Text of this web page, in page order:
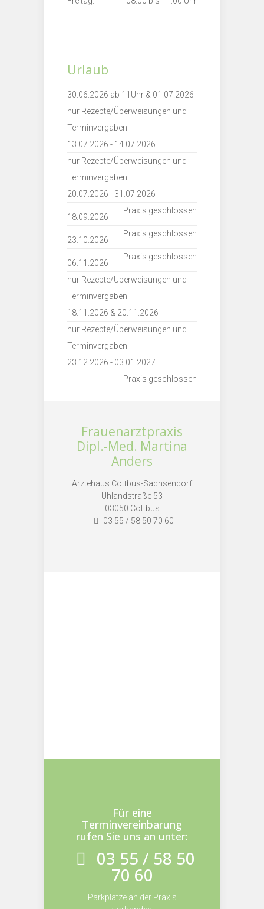
Urlaub
30.06.2026 ab 11Uhr & 01.07.2026
nur Rezepte/Überweisungen und
Terminvergaben
13.07.2026 - 14.07.2026
nur Rezepte/Überweisungen und
Terminvergaben
20.07.2026 - 31.07.2026
Praxis geschlossen
18.09.2026
Praxis geschlossen
23.10.2026
Praxis geschlossen
06.11.2026
nur Rezepte/Überweisungen und
Terminvergaben
18.11.2026 & 20.11.2026
nur Rezepte/Überweisungen und
Terminvergaben
23.12.2026 - 03.01.2027
Praxis geschlossen
Frauenarztpraxis
Dipl.-Med. Martina
Anders
Ärztehaus Cottbus-Sachsendorf
Uhlandstraße 53
03050 Cottbus
03 55 / 58 50 70 60
Für eine
Terminvereinbarung
rufen Sie uns an unter:
03 55 / 58 50
70 60
Parkplätze an der Praxis